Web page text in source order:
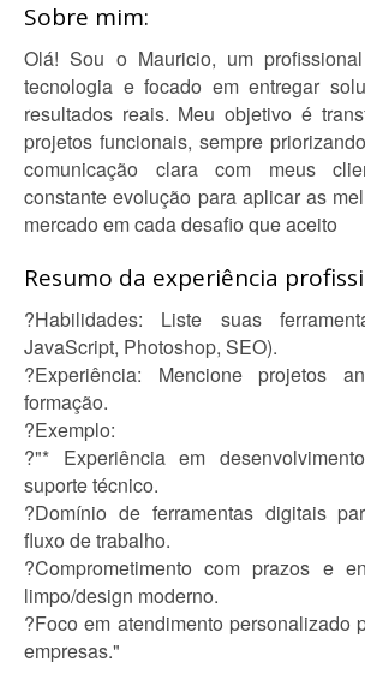
Sobre mim:
Olá! Sou o Mauricio, um
tecnologia e focado em entregar
resultados reais. Meu objetivo é
projetos funcionais, sempre
comunicação clara com meus
constante evolução para aplicar as
mercado em cada desafio que aceito
Resumo da experiência
?Habilidades: Liste suas
JavaScript, Photoshop, SEO).
?Experiência: Mencione projetos
formação.
?Exemplo:
?"* Experiência em
suporte técnico.
?Domínio de ferramentas digitais
fluxo de trabalho.
?Comprometimento com prazos e
limpo/design moderno.
?Foco em atendimento personalizado
empresas."